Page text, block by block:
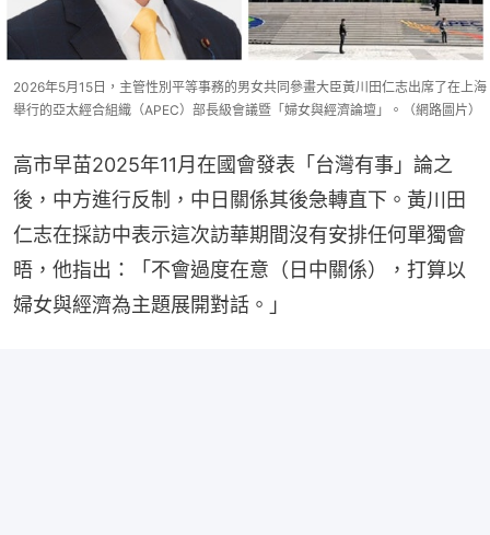
2026年5月15日，主管性別平等事務的男女共同參畫大臣黃川田仁志出席了在上海
舉行的亞太經合組織（APEC）部長級會議暨「婦女與經濟論壇」。（網路圖片）
高市早苗2025年11月在國會發表「台灣有事」論之
後，中方進行反制，中日關係其後急轉直下。黃川田
仁志在採訪中表示這次訪華期間沒有安排任何單獨會
晤，他指出：「不會過度在意（日中關係），打算以
婦女與經濟為主題展開對話。」